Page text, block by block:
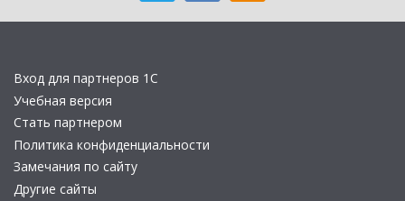
Вход для партнеров 1С
Учебная версия
Стать партнером
Политика конфиденциальности
Замечания по сайту
Другие сайты